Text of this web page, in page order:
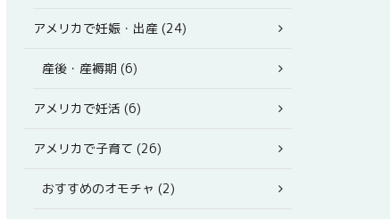
アメリカで妊娠・出産 (24)
産後・産褥期 (6)
アメリカで妊活 (6)
アメリカで子育て (26)
おすすめのオモチャ (2)